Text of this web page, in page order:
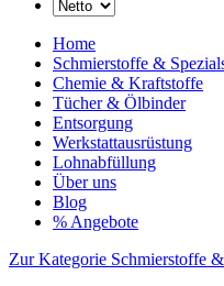
Home
Schmierstoffe &
Chemie & Kraftstoffe
Tücher & Ölbinder
Entsorgung
Werkstattausrüstung
Lohnabfüllung
Über uns
Blog
% Angebote
Zur Kategorie Schmierstoffe